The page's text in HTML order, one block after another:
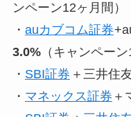
ンペーン12ヶ月間）
・ auカブコム証券
3.0%（キャンペーン
・ SBI証券 ＋三井住
・ マネックス証券 ＋